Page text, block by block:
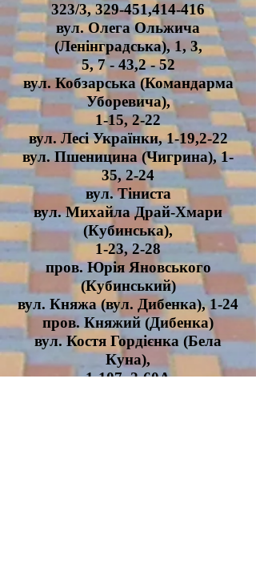
323/3, 329-451,414-416
вул. Олега Ольжича
(Ленінградська), 1, 3,
5, 7 - 43,2 - 52
вул. Кобзарська (Командарма
Уборевича),
1-15, 2-22
вул. Лесі Українки, 1-19,2-22
вул. Пшеницина (Чигрина), 1-
35, 2-24
вул. Тіниста
вул. Михайла Драй-Хмари
(Кубинська),
1-23, 2-28
пров. Юрія Яновського
(Кубинський)
вул. Княжа (вул. Дибенка), 1-24
пров. Княжий (Дибенка)
вул. Костя Гордієнка (Бела
Куна),
1-107, 2-60А